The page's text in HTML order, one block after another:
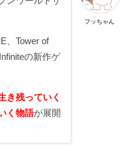
フッちゃん
、Tower of
の新作ゲ
き残っていく
く物語が展開